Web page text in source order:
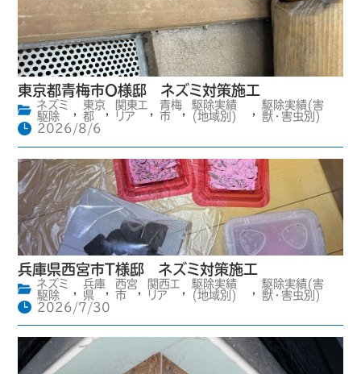
東京都青梅市O様邸 ネズミ対策施工
ネズミ
駆除
東京
都
関東エ
リア
青梅
市
駆除実績
(地域別)
駆除実績(害
獣・害虫別)
2026/8/6
兵庫県西宮市T様邸 ネズミ対策施工
ネズミ
駆除
兵庫
県
,
西宮
市
関西エ
リア
駆除実績
(地域別)
駆除実績(害
獣・害虫別)
2026/7/30